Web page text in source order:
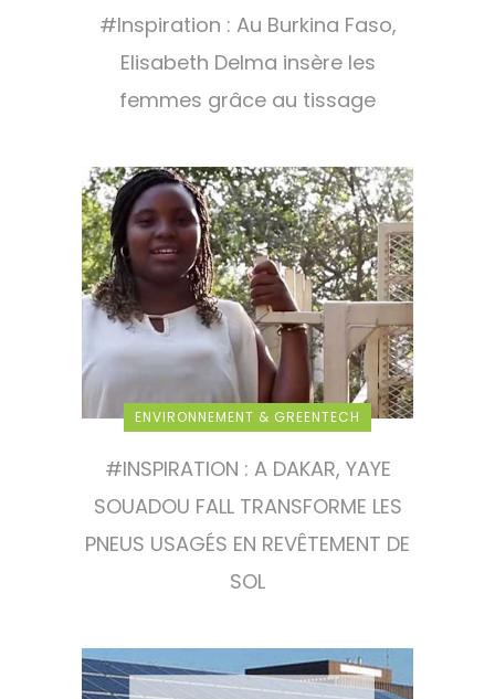
#Inspiration : Au Burkina Faso,
Elisabeth Delma insère les
femmes grâce au tissage
ENVIRONNEMENT & GREENTECH
#INSPIRATION : A DAKAR, YAYE
SOUADOU FALL TRANSFORME LES
PNEUS USAGÉS EN REVÊTEMENT DE
SOL